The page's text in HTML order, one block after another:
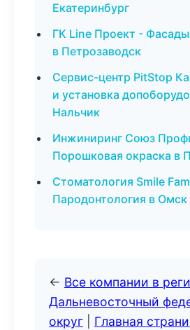
Екатеринбург
ГК Line Проект -
в Петрозаводск
Сервис-центр PitStop
и установка
Нальчик
Инжиниринг Союз
Порошковая окраска в
Стоматология Smile
Пародонтология в Омск
← Все компании в
Дальневосточный
округ
Главная